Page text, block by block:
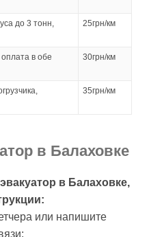
до 3 тонн,
25грн/км
в обе
30грн/км
35грн/км
в Балаховке
в Балаховке,
или напишите